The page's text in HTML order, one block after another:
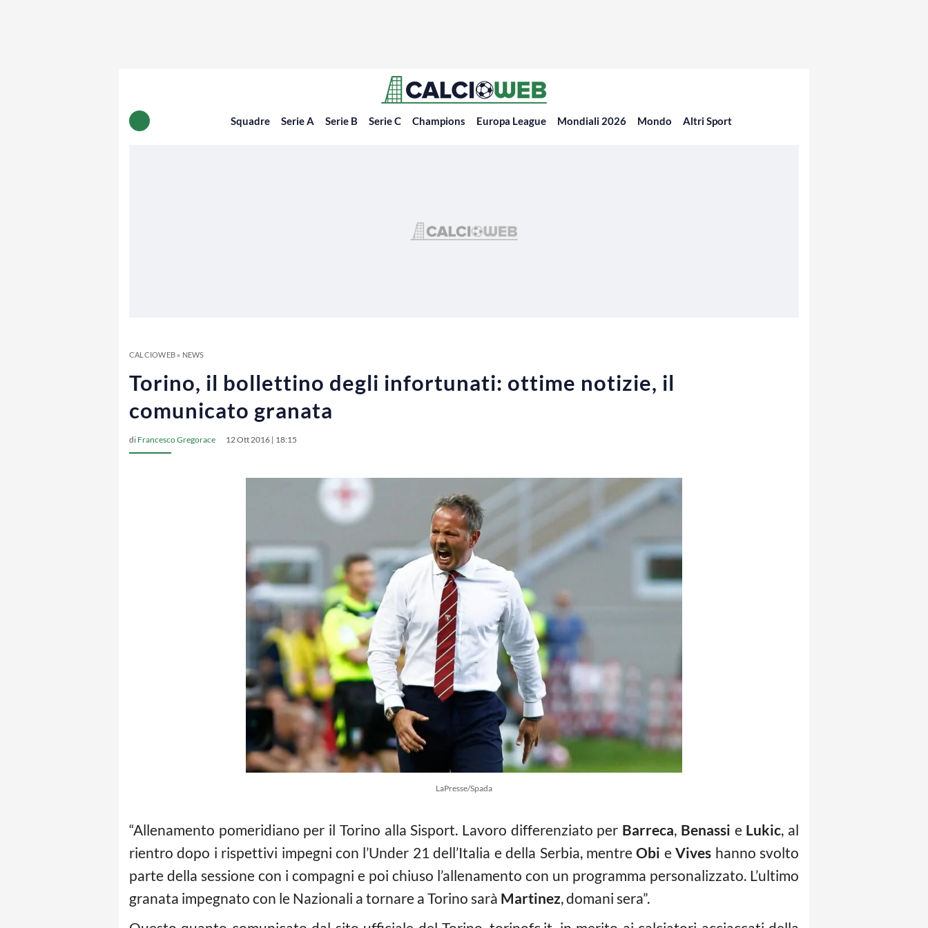
Squadre Serie A Serie B Serie C Champions Europa League Mondiali 2026 Mondo Altri Sport
CALCIOWEB» NEWS
Torino, il bollettino degli infortunati: ottime notizie, il
comunicato granata
di Francesco Gregorace 12 Ott 2016 | 18:15
LaPresse/Spada
“Allenamento pomeridiano per il Torino alla Sisport. Lavoro differenziato per Barreca, Benassi e Lukic, al
rientro dopo i rispettivi impegni con l’Under 21 dell’Italia e della Serbia, mentreObi eVives hanno svolto
parte della sessione con i compagni e poi chiuso l’allenamento con un programma personalizzato. L’ultimo
granata impegnato con le Nazionali a tornare a Torino sarà Martinez, domani sera”.